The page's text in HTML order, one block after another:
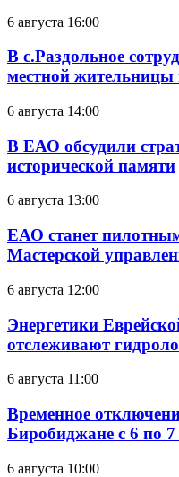
6 августа 16:00
В с.Раздольное
местной жительницы
6 августа 14:00
В ЕАО обсудили
исторической памяти
6 августа 13:00
ЕАО станет
Мастерской
6 августа 12:00
Энергетики
отслеживают
6 августа 11:00
Временное
Биробиджане с 6 по 7
6 августа 10:00